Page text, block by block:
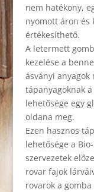
nem hatékony,
nyomott áron és
értékesíthető.
A letermett
kezelése a
ásványi anyagok
tápanyagoknak
lehetősége egy
oldana meg.
Ezen hasznos
lehetősége a
szervezetek
rovar fajok
rovarok a